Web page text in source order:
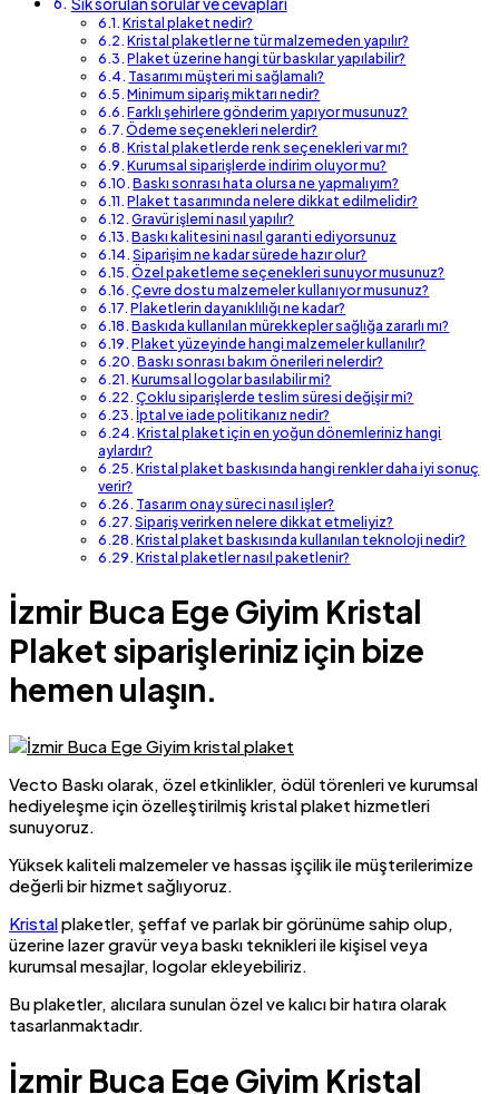
Sık sorulan sorular ve cevapları
Kristal plaket nedir?
Kristal plaketler ne tür malzemeden yapılır?
Plaket üzerine hangi tür baskılar yapılabilir?
Tasarımı müşteri mi sağlamalı?
Minimum sipariş miktarı nedir?
Farklı şehirlere gönderim yapıyor musunuz?
Ödeme seçenekleri nelerdir?
Kristal plaketlerde renk seçenekleri var mı?
Kurumsal siparişlerde indirim oluyor mu?
Baskı sonrası hata olursa ne yapmalıyım?
Plaket tasarımında nelere dikkat edilmelidir?
Gravür işlemi nasıl yapılır?
Baskı kalitesini nasıl garanti ediyorsunuz
Siparişim ne kadar sürede hazır olur?
Özel paketleme seçenekleri sunuyor musunuz?
Çevre dostu malzemeler kullanıyor musunuz?
Plaketlerin dayanıklılığı ne kadar?
Baskıda kullanılan mürekkepler sağlığa zararlı mı?
Plaket yüzeyinde hangi malzemeler kullanılır?
Baskı sonrası bakım önerileri nelerdir?
Kurumsal logolar basılabilir mi?
Çoklu siparişlerde teslim süresi değişir mi?
İptal ve iade politikanız nedir?
Kristal plaket için en yoğun dönemleriniz hangi
aylardır?
Kristal plaket baskısında hangi renkler daha iyi sonuç
verir?
Tasarım onay süreci nasıl işler?
Sipariş verirken nelere dikkat etmeliyiz?
Kristal plaket baskısında kullanılan teknoloji nedir?
Kristal plaketler nasıl paketlenir?
İzmir Buca Ege Giyim Kristal
Plaket siparişleriniz için bize
hemen ulaşın.
Vecto Baskı olarak, özel etkinlikler, ödül törenleri ve kurumsal
hediyeleşme için özelleştirilmiş kristal plaket hizmetleri
sunuyoruz.
Yüksek kaliteli malzemeler ve hassas işçilik ile müşterilerimize
değerli bir hizmet sağlıyoruz.
Kristalplaketler, şeffaf ve parlak bir görünüme sahip olup,
üzerine lazer gravür veya baskı teknikleri ile kişisel veya
kurumsal mesajlar, logolar ekleyebiliriz.
Bu plaketler, alıcılara sunulan özel ve kalıcı bir hatıra olarak
tasarlanmaktadır.
İzmir Buca Ege Giyim Kristal